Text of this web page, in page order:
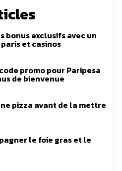
bonus exclusifs avec un
et casinos
promo pour Paripesa
de bienvenue
pizza avant de la mettre
le foie gras et le